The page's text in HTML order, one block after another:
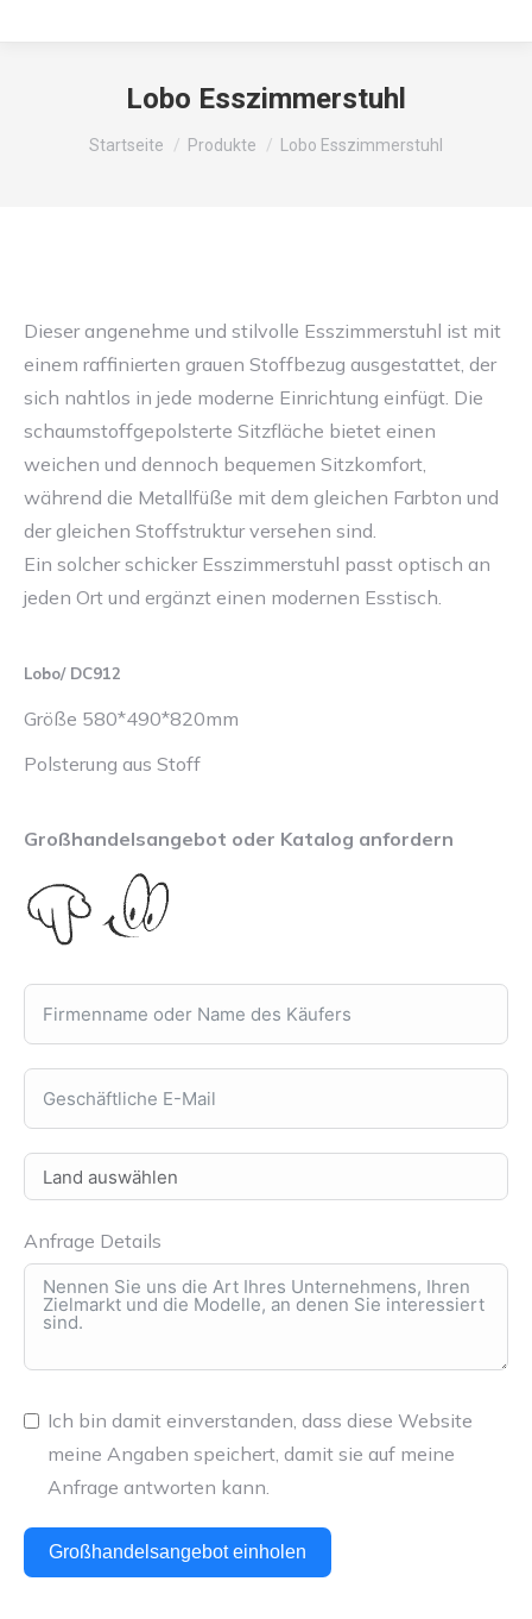
Lobo Esszimmerstuhl
Sie befinden sich hier:
Startseite Produkte Lobo Esszimmerstuhl
Dieser angenehme und stilvolle Esszimmerstuhl ist mit
einem raffinierten grauen Stoffbezug ausgestattet, der
sich nahtlos in jede moderne Einrichtung einfügt. Die
schaumstoffgepolsterte Sitzfläche bietet einen
weichen und dennoch bequemen Sitzkomfort,
während die Metallfüße mit dem gleichen Farbton und
der gleichen Stoffstruktur versehen sind.
Ein solcher schicker Esszimmerstuhl passt optisch an
jeden Ort und ergänzt einen modernen Esstisch.
Lobo/ DC912
Größe 580*490*820mm
Polsterung aus Stoff
Großhandelsangebot oder Katalog anfordern
Anfrage Details
Ich bin damit einverstanden, dass diese Website
meine Angaben speichert, damit sie auf meine
Anfrage antworten kann.
Großhandelsangebot einholen